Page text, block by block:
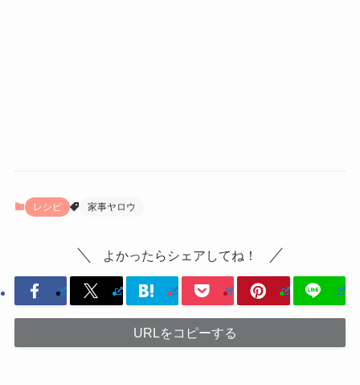
レシピ 家事ヤロウ
よかったらシェアしてね！
URLをコピーする